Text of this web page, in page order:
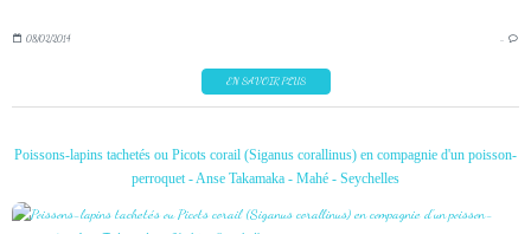
08/02/2014 …
EN SAVOIR PLUS
Poissons-lapins tachetés ou Picots corail (Siganus corallinus) en compagnie d'un poisson-
perroquet - Anse Takamaka - Mahé - Seychelles